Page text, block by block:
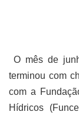
O mês de
terminou com
com a
Hídricos